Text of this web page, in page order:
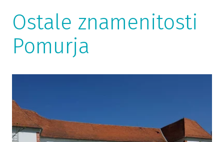
Ostale znamenitosti
Pomurja